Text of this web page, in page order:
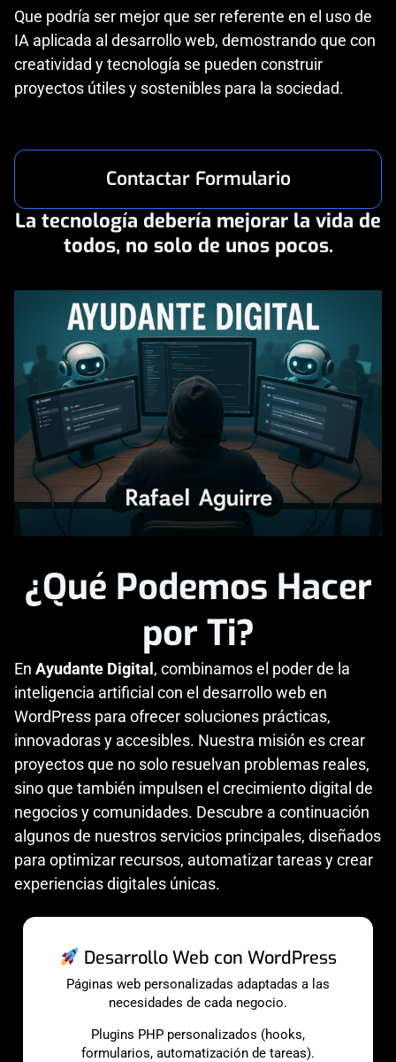
Que podría ser mejor que ser referente en el uso de
IA aplicada al desarrollo web, demostrando que con
creatividad y tecnología se pueden construir
proyectos útiles y sostenibles para la sociedad.
Contactar Formulario
La tecnología debería mejorar la vida de
todos, no solo de unos pocos.
¿Qué Podemos Hacer
por Ti?
En Ayudante Digital, combinamos el poder de la
inteligencia artificial con el desarrollo web en
WordPress para ofrecer soluciones prácticas,
innovadoras y accesibles. Nuestra misión es crear
proyectos que no solo resuelvan problemas reales,
sino que también impulsen el crecimiento digital de
negocios y comunidades. Descubre a continuación
algunos de nuestros servicios principales, diseñados
para optimizar recursos, automatizar tareas y crear
experiencias digitales únicas.
Desarrollo Web con WordPress
Páginas web personalizadas adaptadas a las
necesidades de cada negocio.
Plugins PHP personalizados (hooks,
formularios, automatización de tareas).